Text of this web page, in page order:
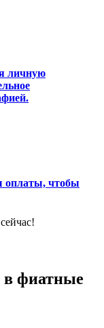
личную
оплаты, чтобы
в фиатные